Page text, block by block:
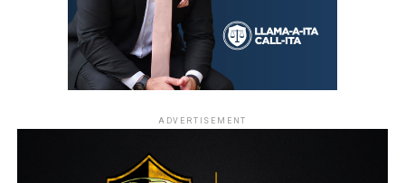
ADVERTISEMENT